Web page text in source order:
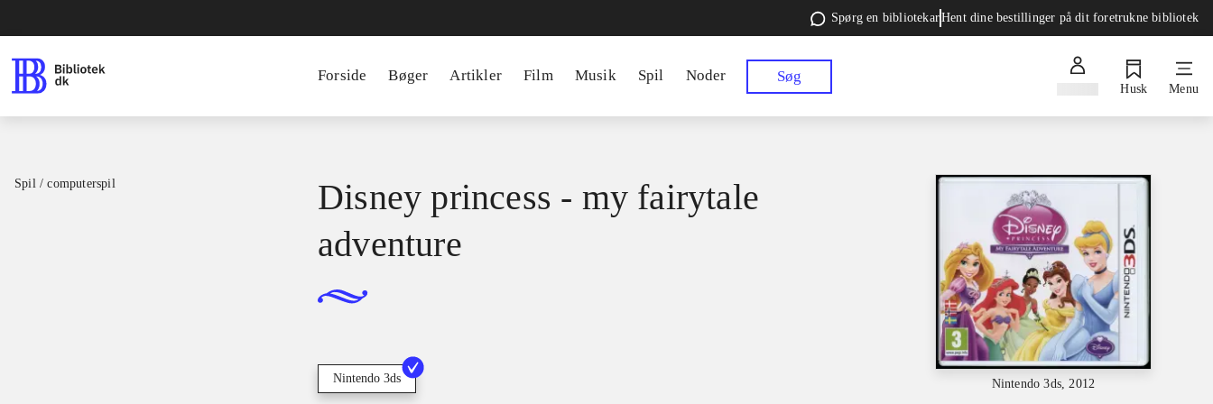
Spørg en bibliotekarHent dine bestillinger på dit foretrukne bibliotek
Forside Bøger Artikler Film Musik Spil Noder Søg
Husk Menu
Spil / computerspil
Nintendo 3ds, 2012
Disney princess - my fairytale
adventure
Nintendo 3ds